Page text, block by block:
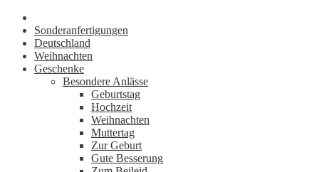
Sonderanfertigungen
Deutschland
Weihnachten
Geschenke
Besondere Anlässe
Geburtstag
Hochzeit
Weihnachten
Muttertag
Zur Geburt
Gute Besserung